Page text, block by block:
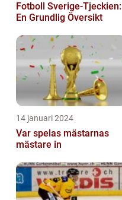
Fotboll Sverige-Tjeckien:
En Grundlig Översikt
14 januari 2024
Var spelas mästarnas
mästare in